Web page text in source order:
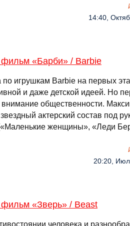
14:40,
фильм «Барби» / Barbie
игрушкам Barbie на первых
и даже детской идеей. Но
внимание общественности.
актерский состав под
женщины», «Леди
20:20,
фильм «Зверь» / Beast
человека и